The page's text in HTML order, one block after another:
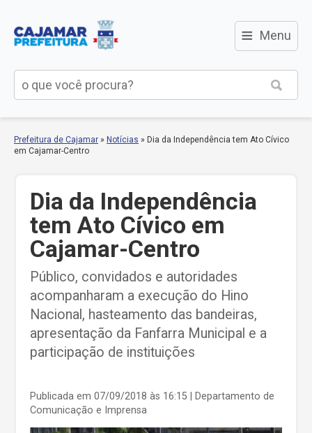
≡ Menu
Prefeitura de Cajamar » Notícias » Dia da Independência tem Ato Cívico
em Cajamar-Centro
Dia da Independência
tem Ato Cívico em
Cajamar-Centro
Público, convidados e autoridades
acompanharam a execução do Hino
Nacional, hasteamento das bandeiras,
apresentação da Fanfarra Municipal e a
participação de instituições
Publicada em 07/09/2018 às 16:15
| Departamento de
Comunicação e Imprensa